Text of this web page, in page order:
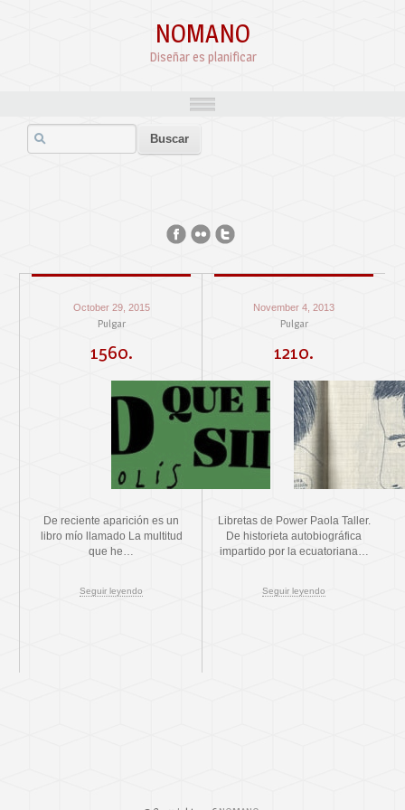
NOMANO
Diseñar es planificar
October 29, 2015
Pulgar
1560.
De reciente aparición es un
libro mío llamado La multitud
que he…
Seguir leyendo
November 4, 2013
Pulgar
1210.
Libretas de Power Paola Taller.
De historieta autobiográfica
impartido por la ecuatoriana…
Seguir leyendo